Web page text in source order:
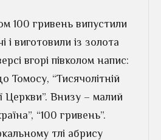
100 гривень випустили
і виготовили із золота
вгорі півколом напис:
Томосу, “Тисячолітній
Церкви”. Внизу – малий
“100 гривень”.
тлі абрису